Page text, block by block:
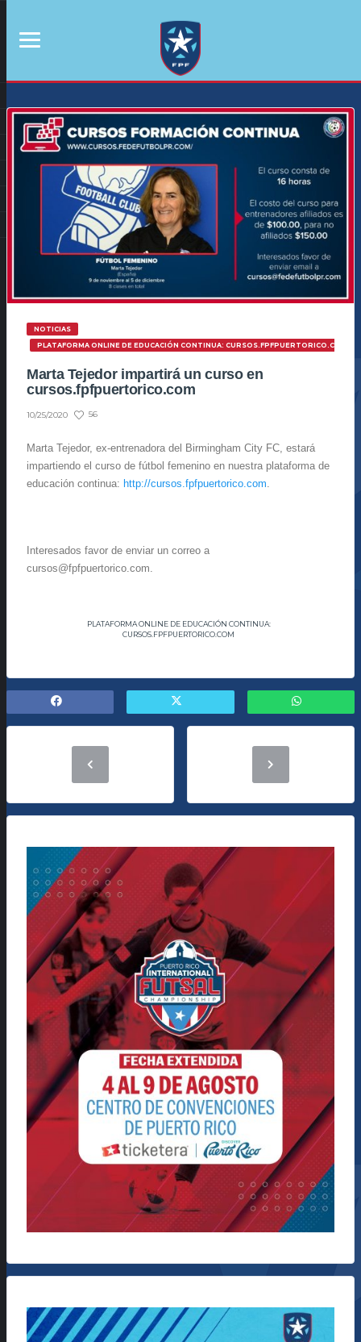
NOTICIAS
PLATAFORMA ONLINE DE EDUCACIÓN CONTINUA: CURSOS.FPFPUERTORICO.COM
Marta Tejedor impartirá un curso en
cursos.fpfpuertorico.com
10/25/2020 56
Marta Tejedor, ex-entrenadora del Birmingham City FC, estará
impartiendo el curso de fútbol femenino en nuestra plataforma de
educación continua: http://cursos.fpfpuertorico.com.
Interesados favor de enviar un correo a
cursos@fpfpuertorico.com.
PLATAFORMA ONLINE DE EDUCACIÓN CONTINUA:
CURSOS.FPFPUERTORICO.COM